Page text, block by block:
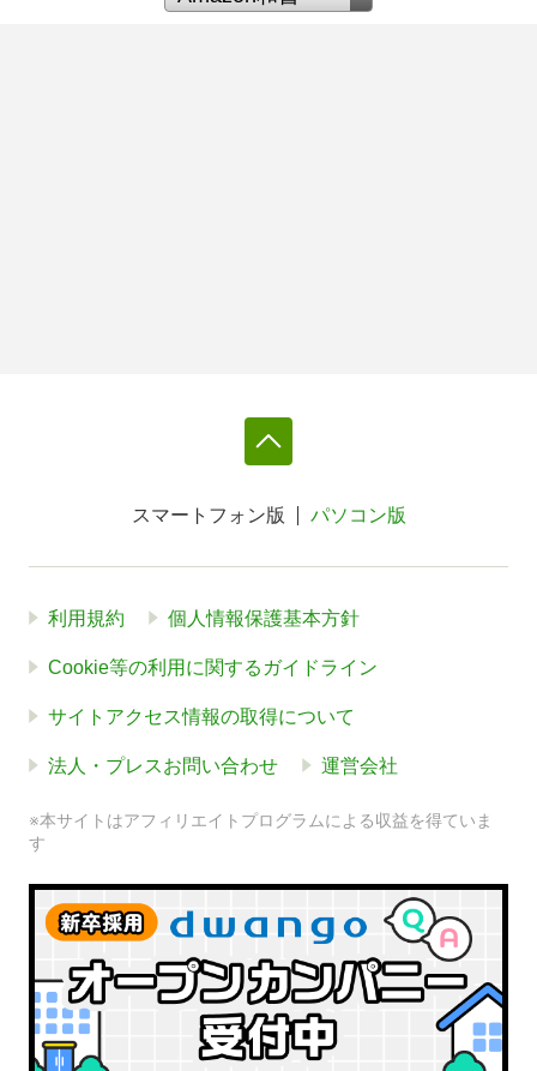
スマートフォン版 パソコン版
利用規約 個人情報保護基本方針
Cookie等の利用に関するガイドライン
サイトアクセス情報の取得について
法人・プレスお問い合わせ 運営会社
※本サイトはアフィリエイトプログラムによる収益を得ていま
す